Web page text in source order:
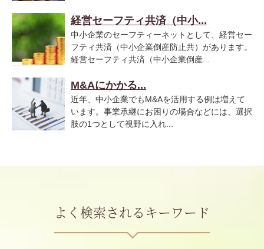
経営セーフティ共済（中小...
中小企業のセーフティーネットとして、経営セー
フティ共済（中小企業倒産防止共）があります。
経営セーフティ共済（中小企業倒産...
M&Aにかかる...
近年、中小企業でもM&Aを活用する例は増えて
います。事業承継にお困りの場合などには、選択
肢の1つとして視野に入れ...
よく検索されるキーワード